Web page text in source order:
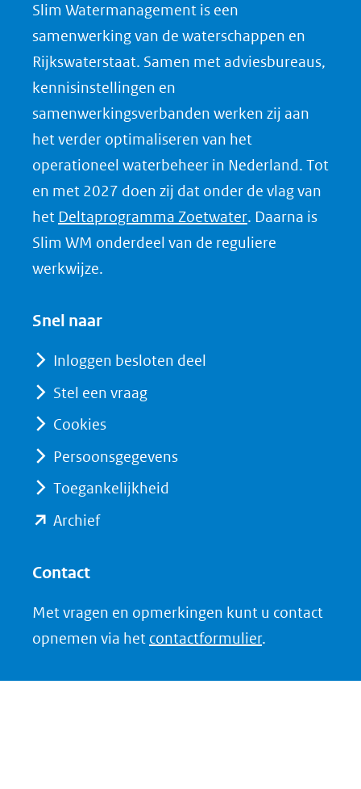
n
o
p
L
i
n
k
e
d
I
venster)
een
andere
website)
Slim Watermanagement is een
samenwerking van de waterschappen en
Rijkswaterstaat. Samen met adviesbureaus,
kennisinstellingen en
samenwerkingsverbanden werken zij aan
het verder optimaliseren van het
operationeel waterbeheer in Nederland. Tot
en met 2027 doen zij dat onder de vlag van
het Deltaprogramma Zoetwater(opent
in
. Daarna is
Slim WM onderdeel van de reguliere
werkwijze.
Snel naar
Inloggen besloten deel
Stel een vraag
Cookies
Persoonsgegevens
Toegankelijkheid
Archief(opent
(verwijst
naar
Contact
Met vragen en opmerkingen kunt u contact
opnemen via het contactformulier.